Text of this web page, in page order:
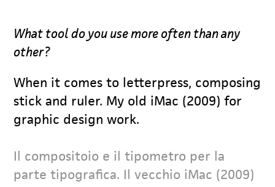
What tool do you use more often than any
other?
When it comes to letterpress, composing
stick and ruler. My old iMac (2009) for
graphic design work.
Il compositoio e il tipometro per la
parte tipografica. Il vecchio iMac (2009)